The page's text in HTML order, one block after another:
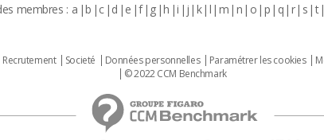
membres : a b c d e f g h i j k l m n o p q r s t
Recrutement Societé Données personnelles Paramétrer les cookies
© 2022 CCM Benchmark